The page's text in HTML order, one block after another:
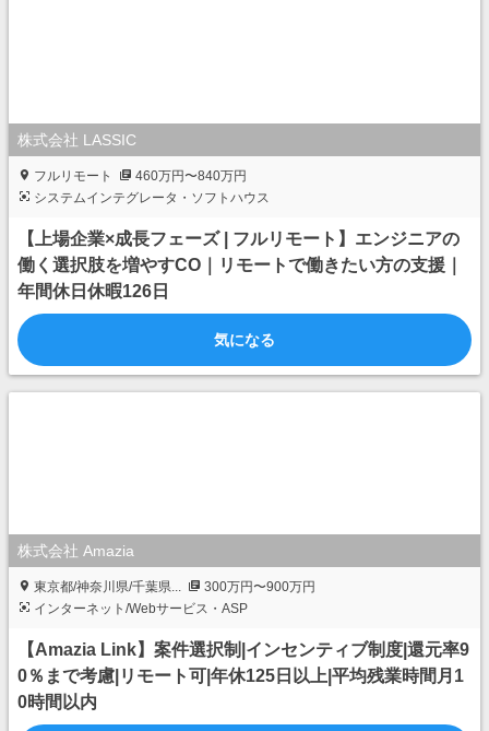
株式会社 LASSIC
フルリモート
460万円〜840万円
システムインテグレータ・ソフトハウス
【上場企業×成長フェーズ | フルリモート】エンジニアの
働く選択肢を増やすCO｜リモートで働きたい方の支援｜
年間休日休暇126日
気になる
株式会社 Amazia
東京都/神奈川県/千葉県...
300万円〜900万円
インターネット/Webサービス・ASP
【Amazia Link】案件選択制|インセンティブ制度|還元率9
0％まで考慮|リモート可|年休125日以上|平均残業時間月1
0時間以内